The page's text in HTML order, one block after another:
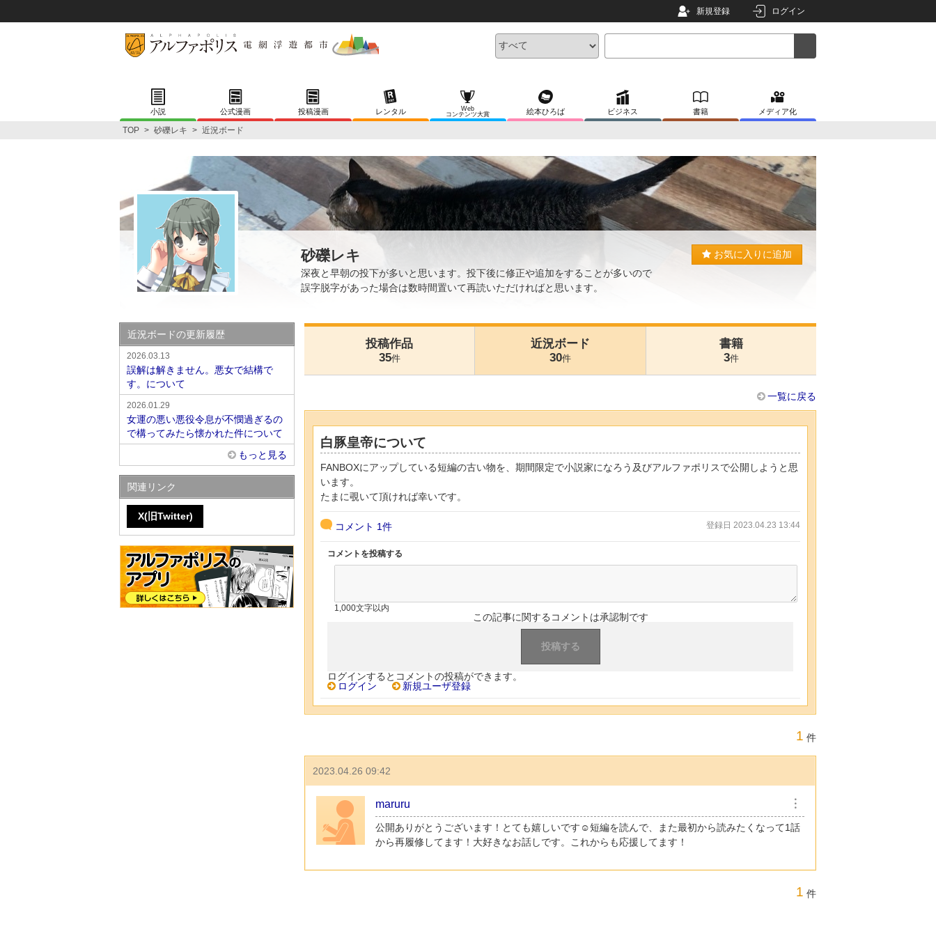
新規登録 ログイン
小説 公式漫画 投稿漫画 レンタル
Web
コンテンツ大賞
絵本ひろば ビジネス 書籍 メディア化
TOP > 砂礫レキ > 近況ボード
砂礫レキ
深夜と早朝の投下が多いと思います。投下後に修正や追加をすることが多いので
誤字脱字があった場合は数時間置いて再読いただければと思います。
お気に入りに追加
投稿作品
35件
近況ボード
30件
書籍
3件
一覧に戻る
白豚皇帝について
FANBOXにアップしている短編の古い物を、期間限定で小説家になろう及びアルファポリスで公開しようと思
います。
たまに覗いて頂ければ幸いです。
コメント 1件 登録日 2023.04.23 13:44
コメントを投稿する
1,000文字以内
この記事に関するコメントは承認制です
ログインするとコメントの投稿ができます。
ログイン
新規ユーザ登録
1 件
2023.04.26 09:42
maruru ︙
公開ありがとうございます！とても嬉しいです☺️短編を読んで、また最初から読みたくなって1話
から再履修してます！大好きなお話しです。これからも応援してます！
1 件
近況ボードの更新履歴
2026.03.13
誤解は解きません。悪女で結構で
す。について
2026.01.29
女運の悪い悪役令息が不憫過ぎるの
で構ってみたら懐かれた件について
もっと見る
関連リンク
X(旧Twitter)